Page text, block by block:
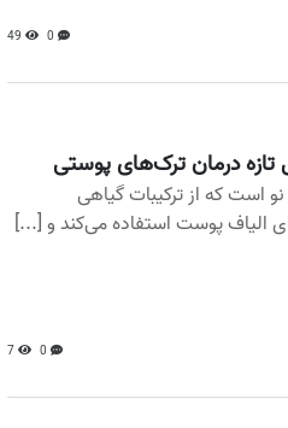
0
49
تازه درمان ترک‌های پوستی
است که از ترکیبات گیاهی
الیاف پوست استفاده می‌کند و [...]
0
7